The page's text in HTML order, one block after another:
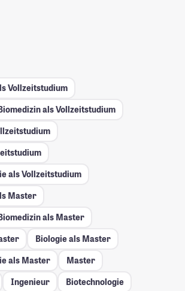
Vollzeitstudium
als Vollzeitstudium
als Vollzeitstudium
Master
als Master
Biologie als Master
als Master
Master
Ingenieur
Biotechnologie